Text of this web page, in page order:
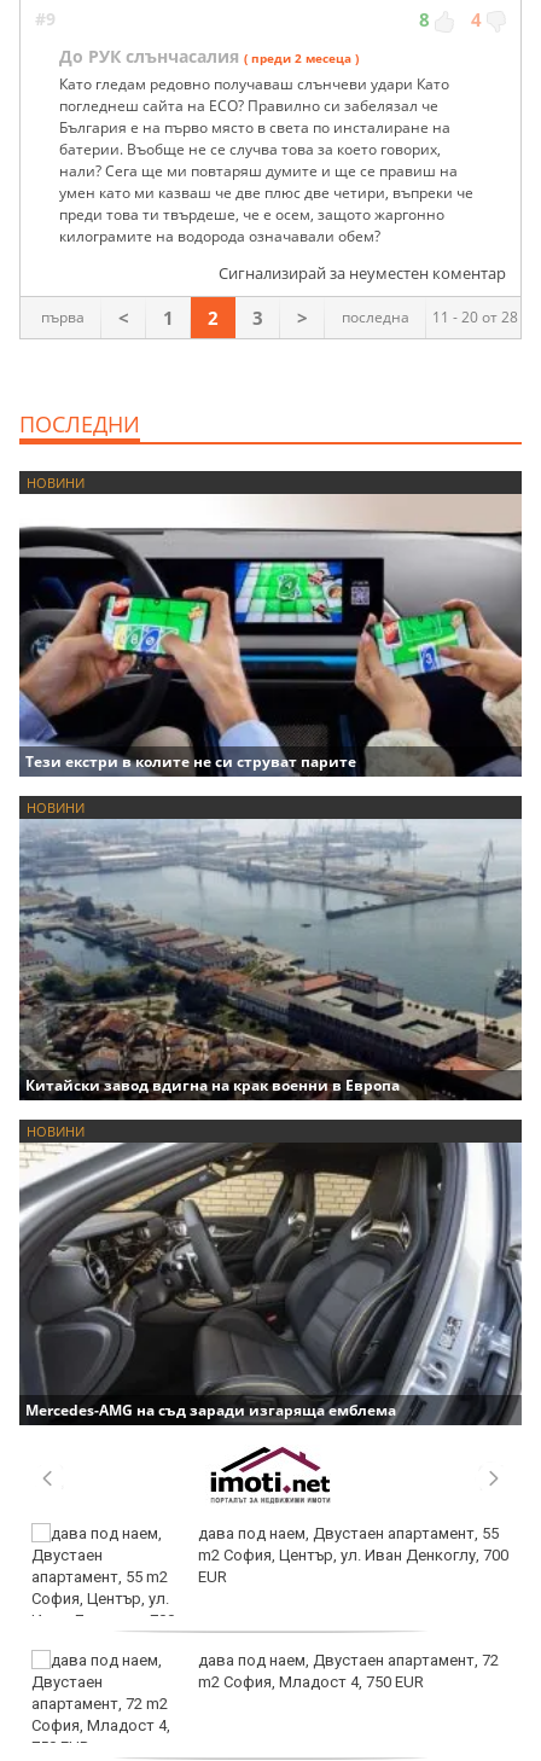
#9 8 4
До РУК слънчасалия ( преди 2 месеца )
Като гледам редовно получаваш слънчеви удари Като
погледнеш сайта на ЕСО? Правилно си забелязал че
България е на първо място в света по инсталиране на
батерии. Въобще не се случва това за което говорих,
нали? Сега ще ми повтаряш думите и ще се правиш на
умен като ми казваш че две плюс две четири, въпреки че
преди това ти твърдеше, че е осем, защото жаргонно
килограмите на водорода означавали обем?
Сигнализирай за неуместен коментар
11 - 20 от 28
първа < 1 2 3 > последна
ПОСЛЕДНИ
НОВИНИ
Тези екстри в колите не си струват парите
НОВИНИ
Китайски завод вдигна на крак военни в Европа
НОВИНИ
Mercedes-AMG на съд заради изгаряща емблема
дава под наем, Двустаен апартамент, 55
m2 София, Център, ул. Иван Денкоглу, 700
EUR
дава под наем, Двустаен апартамент, 72
m2 София, Младост 4, 750 EUR